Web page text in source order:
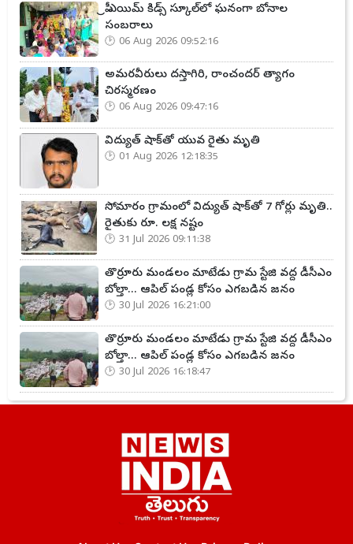
ప్రీ ఎయిమ్ కిడ్స్ స్కూల్‌లో ఘనంగా బోనాల
సంబరాలు
06 Aug 2026 09:52:16
అమరవీరులు దస్తాగిరి, రాంచందర్ త్యాగం
చిరస్మరణం
06 Aug 2026 09:47:16
విద్యుత్ షాక్‌తో యువ రైతు మృతి
01 Aug 2026 12:18:35
సోమారం గ్రామంలో విద్యుత్ షాక్‌తో 7 గోర్లు మృతి..
రైతుకు రూ. లక్ష నష్టం
31 Jul 2026 09:11:38
తొర్రూరు మండలం మాటేడు గ్రామ స్టేజి వద్ద డీసీఎం
బోల్తా... ఆపిల్ పండ్ల కోసం ఎగబడిన జనం
30 Jul 2026 16:21:00
తొర్రూరు మండలం మాటేడు గ్రామ స్టేజి వద్ద డీసీఎం
బోల్తా... ఆపిల్ పండ్ల కోసం ఎగబడిన జనం
30 Jul 2026 16:18:47